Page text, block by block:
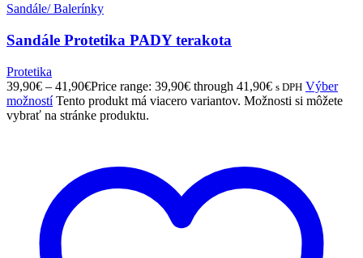
Sandále/ Balerínky
Sandále Protetika PADY terakota
Protetika
39,90€ – 41,90€Price range: 39,90€ through 41,90€ s DPH Výber
možností Tento produkt má viacero variantov. Možnosti si môžete
vybrať na stránke produktu.